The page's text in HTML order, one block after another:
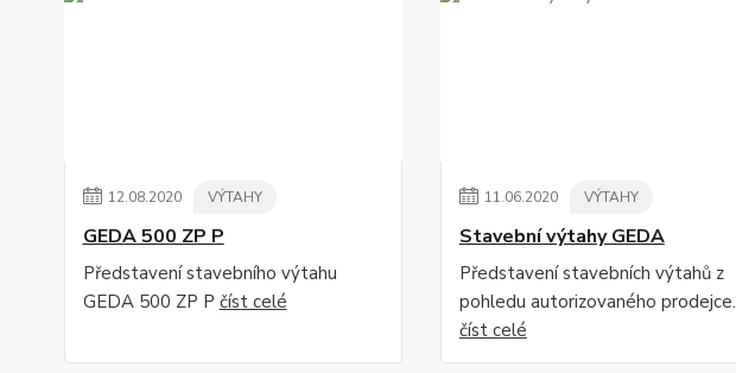
12.08.2020 VÝTAHY
GEDA 500 ZP P
Představení stavebního výtahu
GEDA 500 ZP P číst celé
11.06.2020 VÝTAHY
Stavební výtahy GEDA
Představení stavebních výtahů z
pohledu autorizovaného prodejce.
číst celé